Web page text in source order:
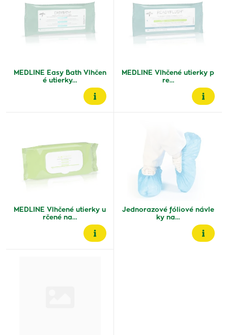
MEDLINE Easy Bath Vlhčen
é utierky…
MEDLINE Vlhčené utierky p
re…
MEDLINE Vlhčené utierky u
rčené na…
Jednorazové fóliové návle
ky na…